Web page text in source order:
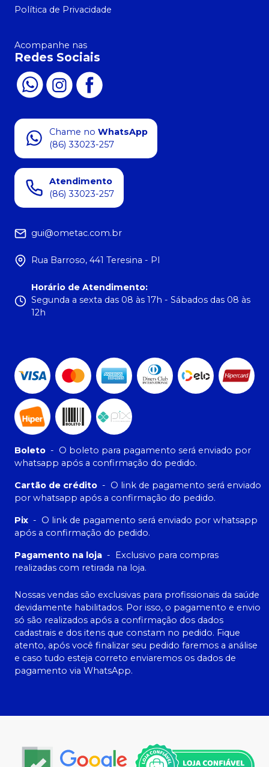
Política de Privacidade
Acompanhe nas
Redes Sociais
Chame no WhatsApp
(86) 33023-257
Atendimento
(86) 33023-257
gui@ometac.com.br
Rua Barroso, 441 Teresina - PI
Horário de Atendimento:
Segunda a sexta das 08 às 17h - Sábados das 08 às
12h
Boleto - O boleto para pagamento será enviado por
whatsapp após a confirmação do pedido.
Cartão de crédito - O link de pagamento será enviado
por whatsapp após a confirmação do pedido.
Pix - O link de pagamento será enviado por whatsapp
após a confirmação do pedido.
Pagamento na loja -
Exclusivo para compras
realizadas com retirada na loja.
Nossas vendas são exclusivas para profissionais da saúde
devidamente habilitados. Por isso, o pagamento e envio
só são realizados após a confirmação dos dados
cadastrais e dos itens que constam no pedido. Fique
atento, após você finalizar seu pedido faremos a análise
e caso tudo esteja correto enviaremos os dados de
pagamento via WhatsApp.